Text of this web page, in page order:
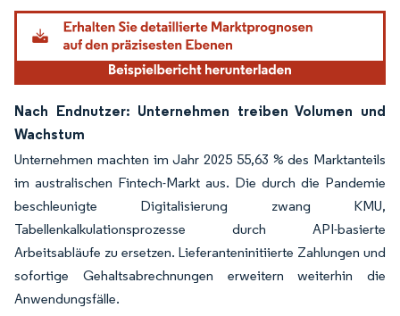
Nach Endnutzer: Unternehmen treiben Volumen und
Wachstum
Unternehmen machten im Jahr 2025 55,63 % des Marktanteils
im australischen Fintech-Markt aus. Die durch die Pandemie
beschleunigte Digitalisierung zwang KMU,
Tabellenkalkulationsprozesse durch API-basierte
Arbeitsabläufe zu ersetzen. Lieferanteninitiierte Zahlungen und
sofortige Gehaltsabrechnungen erweitern weiterhin die
Anwendungsfälle.